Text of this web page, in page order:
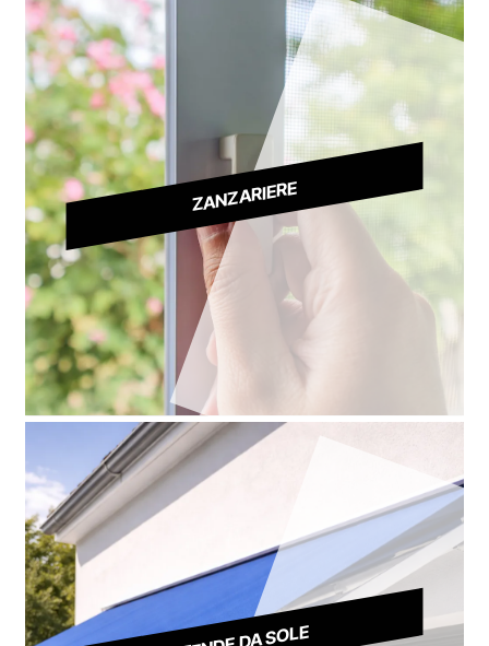
ZANZARIERE